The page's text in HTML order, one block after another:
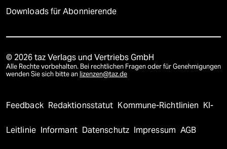
Downloads für Abonnierende
© 2026 taz Verlags und Vertriebs GmbH
Alle Rechte vorbehalten. Bei rechtlichen Fragen oder für Genehmigungen
wenden Sie sich bitte an lizenzen@taz.de
Feedback Redaktionsstatut Kommune-Richtlinien KI-
Leitlinie Informant Datenschutz Impressum AGB